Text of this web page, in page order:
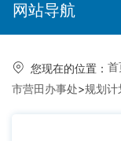
网站导航
您现在的位置： 首
市营田办事处>规划计